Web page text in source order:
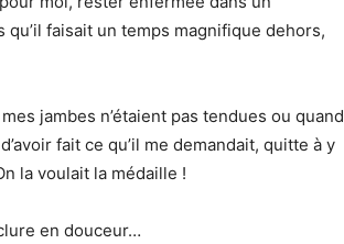
faisait un temps magnifique dehors,
jambes n’étaient pas tendues ou quand
fait ce qu’il me demandait, quitte à y
la voulait la médaille !
en douceur…